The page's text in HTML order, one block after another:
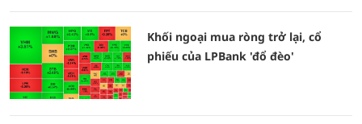
Khối ngoại mua ròng trở lại, cổ
phiếu của LPBank 'đổ đèo'